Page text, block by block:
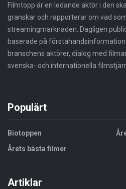
Filmtopp är en ledande aktör i den
granskar och rapporterar om vad
streamingmarknaden. Dagligen
baserade på
branschens aktörer, dialog med
svenska- och internationella
Populärt
Biotoppen
Årets bästa filmer
Artiklar